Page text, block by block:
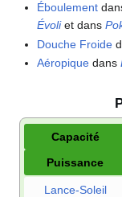
Éboulement
Évoliet dans
Douche Froide
Aéropique dans
Capacité
Puissance
Lance-Soleil